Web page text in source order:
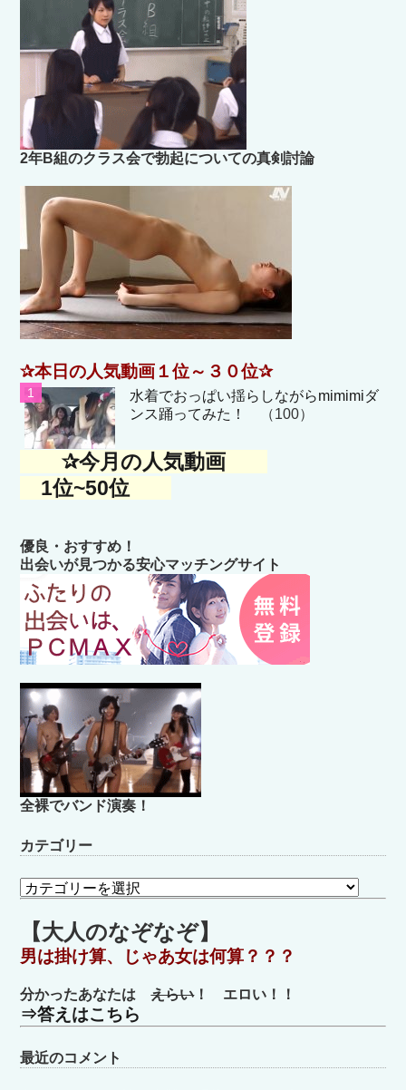
2年B組のクラス会で勃起についての真剣討論
✰本日の人気動画１位～３０位✰
水着でおっぱい揺らしながらmimimiダ
ンス踊ってみた！
（100）
✰今月の人気動画
1位~50位
優良・おすすめ！
出会いが見つかる安心マッチングサイト
全裸でバンド演奏！
カテゴリー
カ
テ
ゴ
リ
ー
【大人のなぞなぞ】
男は掛け算、じゃあ女は何算？？？
分かったあなたはえらい！ エロい！！
⇒答えはこちら
最近のコメント